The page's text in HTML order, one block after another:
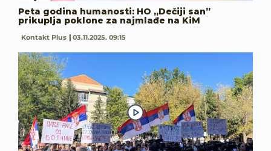
Peta godina humanosti: HO „Dečiji san”
prikuplja poklone za najmlađe na KiM
Kontakt Plus 03.11.2025. 09:15